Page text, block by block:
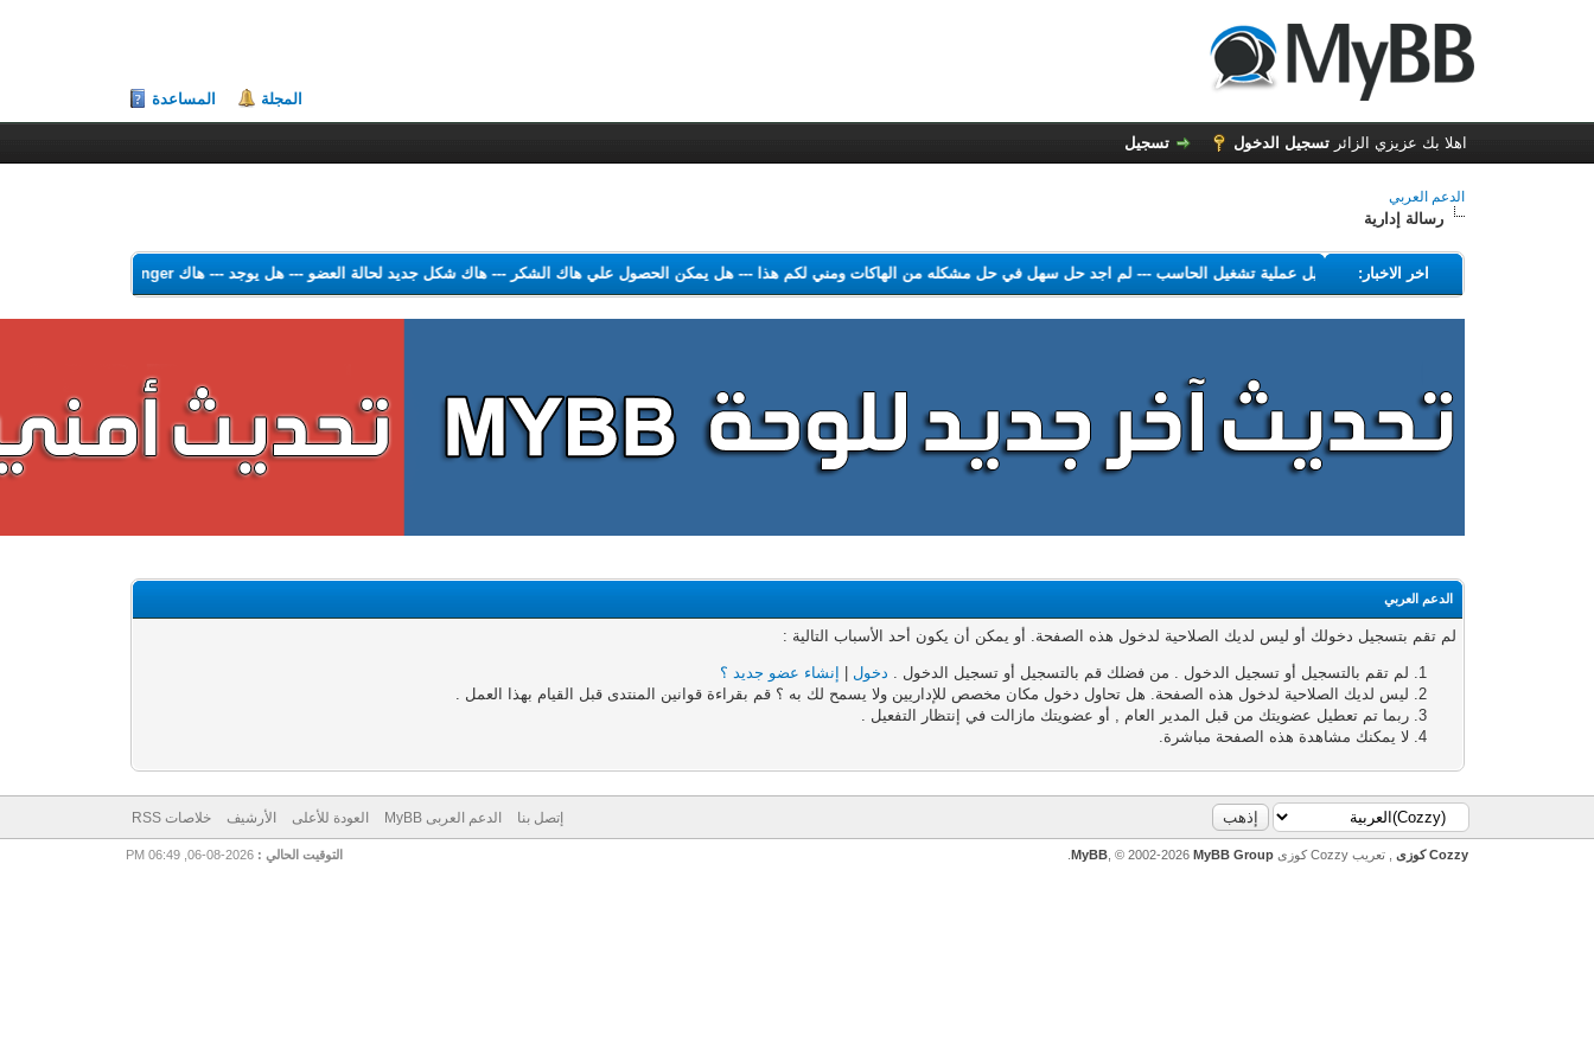
المجلة المساعدة
اهلا بك عزيزي الزائر تسجيل الدخول تسجيل
الدعم العربي
رسالة إدارية
اخر الاخبار:
البرامج التي تهدف إلى تعطيل عملية تشغيل الحاسب---لم اجد حل سهل في حل مشكله من الهاكات ومني لكم هذا---هل يمكن الحصول علي هاك الشكر---هاك شكل جديد لحالة العضو---هل يوجد---هاك Theme Color Changer
الدعم العربي
لم تقم بتسجيل دخولك أو ليس لديك الصلاحية لدخول هذه الصفحة. أو يمكن أن يكون أحد الأسباب التالية :
لم تقم بالتسجيل أو تسجيل الدخول . من فضلك قم بالتسجيل أو تسجيل الدخول . دخول
إنشاء عضو جديد ؟
ليس لديك الصلاحية لدخول هذه الصفحة. هل تحاول دخول مكان مخصص للإداريين ولا يسمح لك به ؟ قم بقراءة قوانين المنتدى قبل القيام بهذا العمل .
ربما تم تعطيل عضويتك من قبل المدير العام , أو عضويتك مازالت في إنتظار التفعيل .
لا يمكنك مشاهدة هذه الصفحة مباشرة.
إتصل بنا الدعم العربى MyBB العودة للأعلى الأرشيف خلاصات RSS
التوقيت الحالي : 2026-08-06, 06:49 PM Cozzy كوزى , تعريب Cozzy كوزى MyBB , © 2002-2026MyBB Group
.